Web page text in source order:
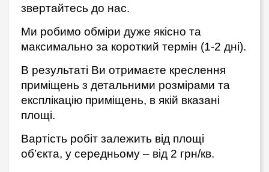
звертайтесь до нас.
Ми робимо обміри дуже якісно та
максимально за короткий термін (1-2 дні).
В результаті Ви отримаєте креслення
приміщень з детальними розмірами та
експлікацію приміщень, в якій вказані
площі.
Вартість робіт залежить від площі
об’єкта, у середньому – від 2 грн/кв.